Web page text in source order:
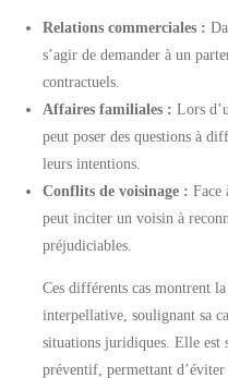
Relations commerciales :
s’agir de demander à un
contractuels.
Affaires familiales : Lors
peut poser des questions à
leurs intentions.
Conflits de voisinage : Face
peut inciter un voisin à
préjudiciables.
Ces différents cas montrent
interpellative, soulignant sa
situations juridiques. Elle est
préventif, permettant d’éviter